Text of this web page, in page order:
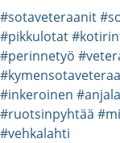
#sotaveteraanit
#pikkulotat
#perinnetyö
#inkeroinen #anjala
#ruotsinpyhtää
#vehkalahti